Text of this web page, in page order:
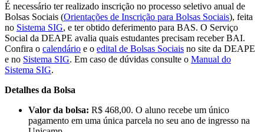
É necessário ter realizado inscrição no processo seletivo anual de
Bolsas Sociais (Orientações de Inscrição para Bolsas Sociais), feita
no Sistema SIG, e ter obtido deferimento para BAS. O Serviço
Social da DEAPE avalia quais estudantes precisam receber BAI.
Confira o calendário e o edital de Bolsas Sociais no site da DEAPE
e no Sistema SIG. Em caso de dúvidas consulte o Manual do
Sistema SIG.
Detalhes da Bolsa
Valor da bolsa: R$ 468,00. O aluno recebe um único
pagamento em uma única parcela no seu ano de ingresso na